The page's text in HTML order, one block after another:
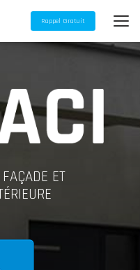
Rappel Gratuit
ET